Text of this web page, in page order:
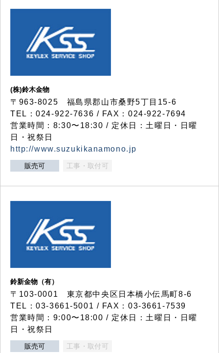
(株)鈴木金物
〒963-8025 福島県郡山市桑野5丁目15-6
TEL：024-922-7636 / FAX：024-922-7694
営業時間：8:30〜18:30 / 定休日：土曜日・日曜
日・祝祭日
http://www.suzukikanamono.jp
販売可 工事・取付可
鈴新金物（有）
〒103-0001 東京都中央区日本橋小伝馬町8-6
TEL：03-3661-5001 / FAX：03-3661-7539
営業時間：9:00〜18:00 / 定休日：土曜日・日曜
日・祝祭日
販売可 工事・取付可